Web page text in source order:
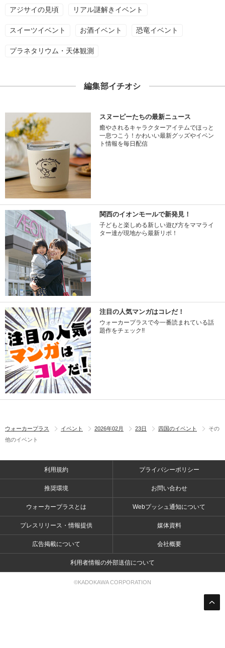
アジサイの見頃 リアル謎解きイベント
スイーツイベント お酒イベント 恐竜イベント
プラネタリウム・天体観測
編集部イチオシ
スヌーピーたちの最新ニュース
癒やされるキャラクターアイテムでほっと
一息つこう！かわいい最新グッズやイベン
ト情報を毎日配信
関西のイオンモールで新発見！
子どもと楽しめる新しい遊び方をママライ
ター達が現地から最新リポ！
注目の人気マンガはコレだ！
ウォーカープラスで今一番読まれている話
題作をチェック!!
ウォーカープラス イベント 2026年02月 23日 四国のイベント
その
他のイベント
利用規約 プライバシーポリシー
推奨環境 お問い合わせ
ウォーカープラスとは Webプッシュ通知について
プレスリリース・情報提供 媒体資料
広告掲載について 会社概要
利用者情報の外部送信について
©KADOKAWA CORPORATION